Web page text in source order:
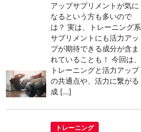
アップサプリメントが気に
なるという方も多いので
は？ 実は、トレーニング系
サプリメントにも活力アッ
プが期待できる成分が含ま
れていることも！ 今回は、
トレーニングと活力アップ
の共通点や、活力に繋がる
成 […]
トレーニング